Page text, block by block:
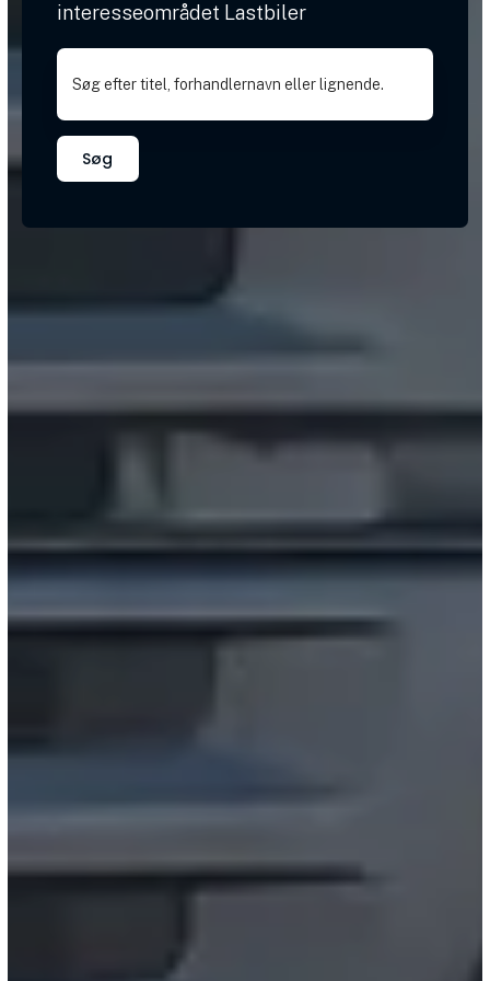
interesseområdet Lastbiler
Søg efter titel, forhandlernavn eller lignende.
Søg